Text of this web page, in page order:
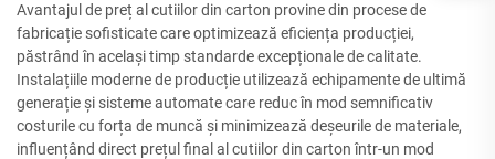
Avantajul de preț al cutiilor din carton provine din procese de
fabricație sofisticate care optimizează eficiența producției,
păstrând în același timp standarde excepționale de calitate.
Instalațiile moderne de producție utilizează echipamente de ultimă
generație și sisteme automate care reduc în mod semnificativ
costurile cu forța de muncă și minimizează deșeurile de materiale,
influențând direct prețul final al cutiilor din carton într-un mod